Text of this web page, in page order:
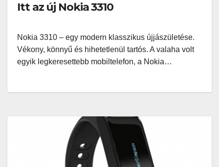
Itt az új Nokia 3310
Nokia 3310 – egy modern klasszikus újjászületése.
Vékony, könnyű és hihetetlenül tartós. A valaha volt
egyik legkeresettebb mobiltelefon, a Nokia…